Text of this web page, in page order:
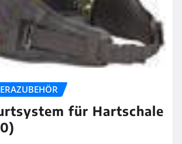
für Hartschale